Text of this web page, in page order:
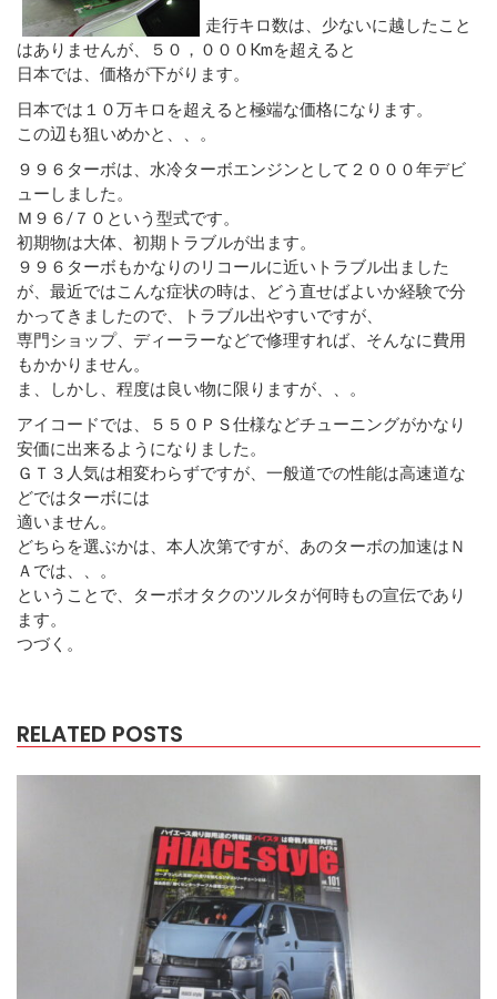
走行キロ数は、少ないに越したこと
はありませんが、５０，０００Kmを超えると
日本では、価格が下がります。
日本では１０万キロを超えると極端な価格になります。
この辺も狙いめかと、、。
９９６ターボは、水冷ターボエンジンとして２０００年デビ
ューしました。
Ｍ９６/７０という型式です。
初期物は大体、初期トラブルが出ます。
９９６ターボもかなりのリコールに近いトラブル出ました
が、最近ではこんな症状の時は、どう直せばよいか経験で分
かってきましたので、トラブル出やすいですが、
専門ショップ、ディーラーなどで修理すれば、そんなに費用
もかかりません。
ま、しかし、程度は良い物に限りますが、、。
アイコードでは、５５０ＰＳ仕様などチューニングがかなり
安価に出来るようになりました。
ＧＴ３人気は相変わらずですが、一般道での性能は高速道な
どではターボには
適いません。
どちらを選ぶかは、本人次第ですが、あのターボの加速はＮ
Ａでは、、。
ということで、ターボオタクのツルタが何時もの宣伝であり
ます。
つづく。
RELATED POSTS